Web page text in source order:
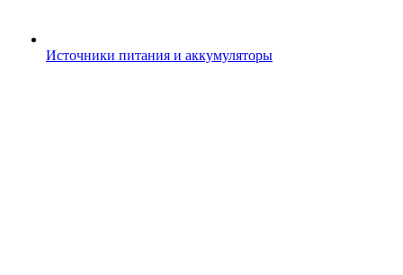
Источники питания и аккумуляторы